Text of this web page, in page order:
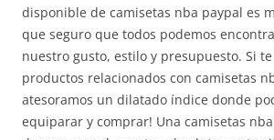
disponible de camisetas nba paypal es
que seguro que todos podemos
nuestro gusto, estilo y presupuesto. Si
productos relacionados con camisetas
atesoramos un dilatado índice donde
equiparar y comprar! Una camisetas